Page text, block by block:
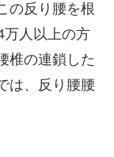
の反り腰を根
人以上の方
椎の連鎖した
は、反り腰腰